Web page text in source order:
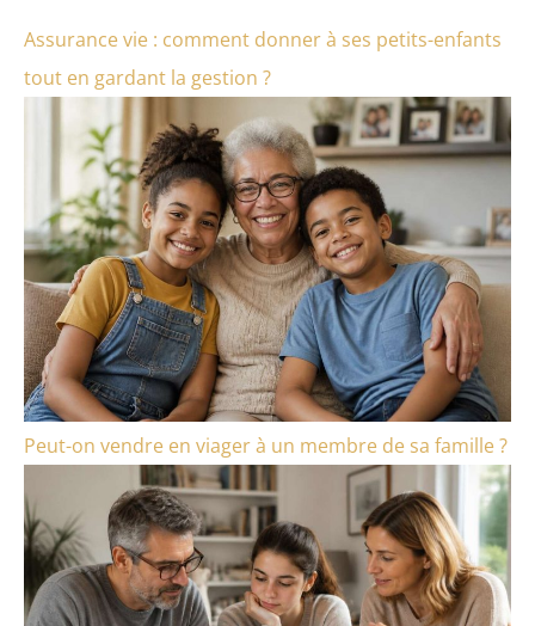
Assurance vie : comment donner à ses petits-enfants
tout en gardant la gestion ?
Peut-on vendre en viager à un membre de sa famille ?